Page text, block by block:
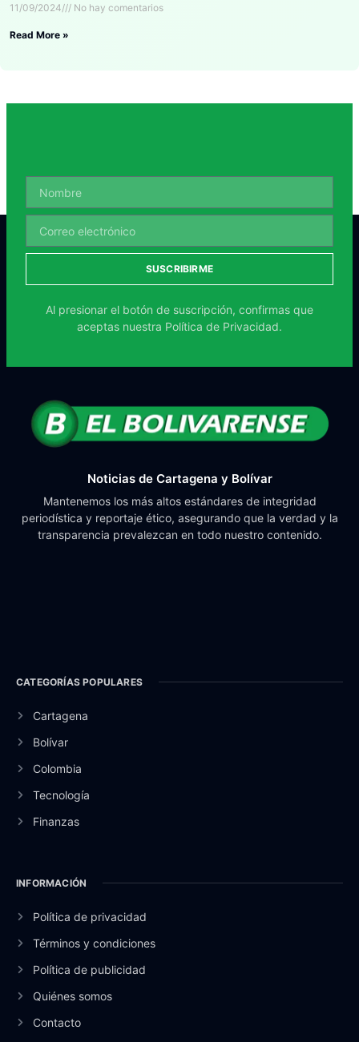
11/09/2024 No hay comentarios
Read More »
SUSCRIBIRME
Al presionar el botón de suscripción, confirmas que
aceptas nuestra Política de Privacidad.
Noticias de Cartagena y Bolívar
Mantenemos los más altos estándares de integridad
periodística y reportaje ético, asegurando que la verdad y la
transparencia prevalezcan en todo nuestro contenido.
CATEGORÍAS POPULARES
Cartagena
Bolívar
Colombia
Tecnología
Finanzas
INFORMACIÓN
Política de privacidad
Términos y condiciones
Política de publicidad
Quiénes somos
Contacto